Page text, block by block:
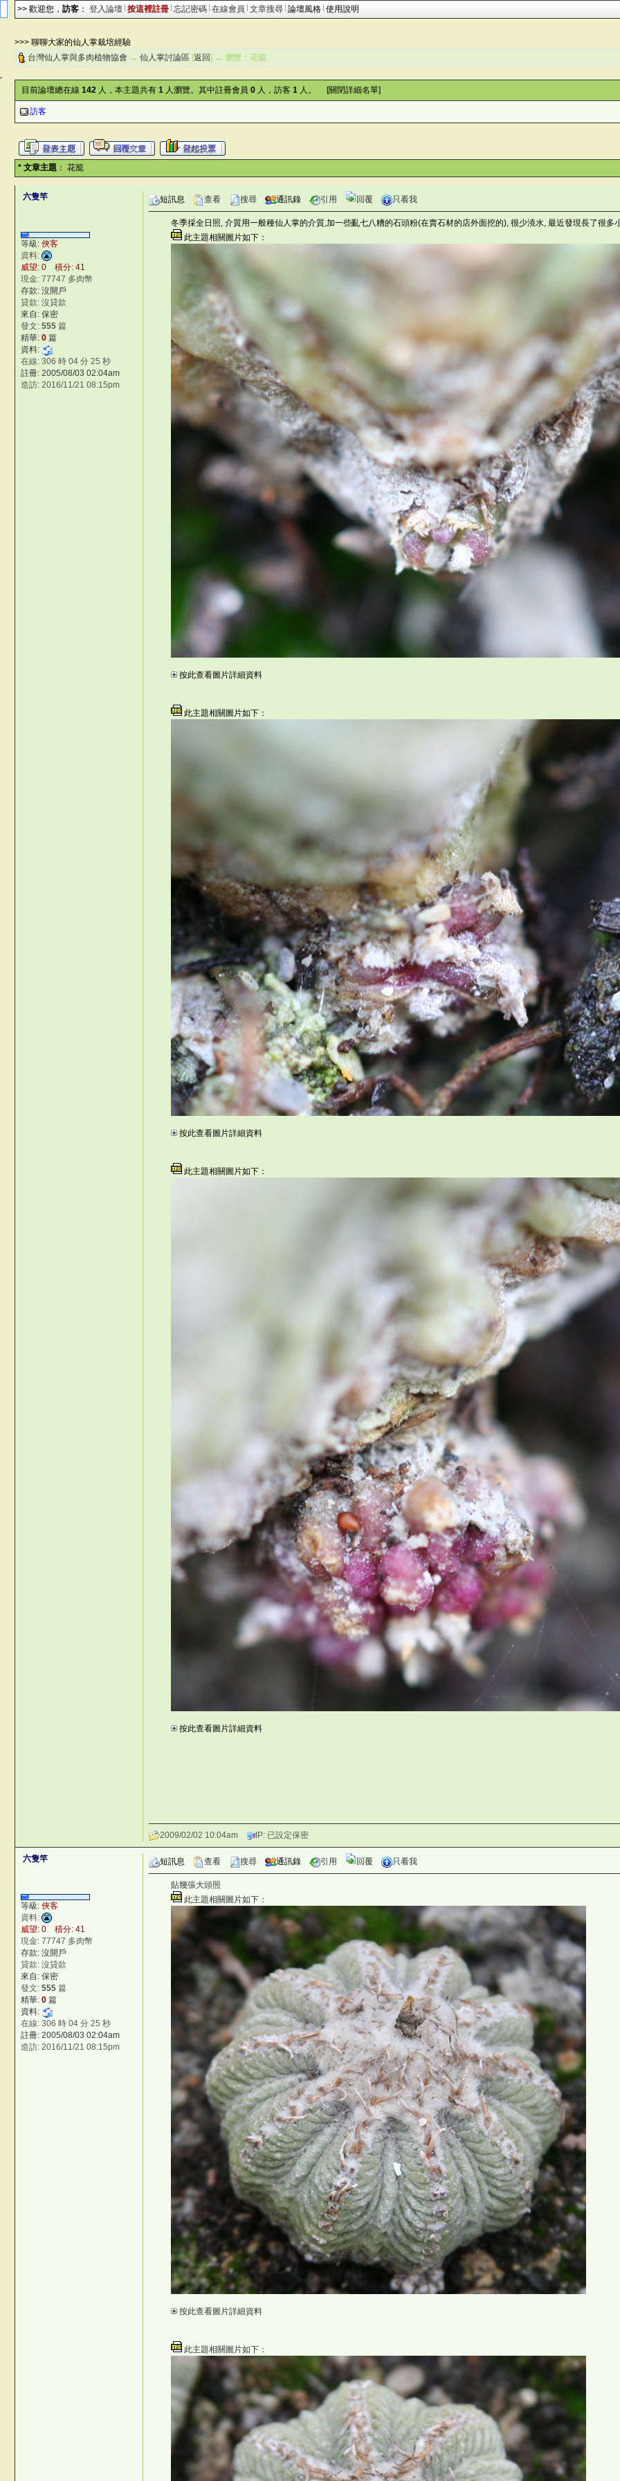
>> 歡迎您， 訪客： 登入論壇 按這裡註冊 忘記密碼 在線會員 文章搜尋 論壇風格 使用說明
>>> 聊聊大家的仙人掌栽培經驗
台灣仙人掌與多肉植物協會 → 仙人掌討論區 [返回] → 瀏覽：花籠
目前論壇總在線 142人，本主題共有 1人瀏覽。其中註冊會員 0人，訪客 1人。 [關閉詳細名單]
訪客
* 文章主題： 花籠
六隻竿
等級: 俠客
資料:
威望: 0 積分: 41
現金: 77747 多肉幣
存款: 沒開戶
貸款: 沒貸款
來自: 保密
發文: 555篇
精華: 0篇
資料:
在線: 306 時 04 分 25 秒
註冊: 2005/08/03 02:04am
造訪: 2016/11/21 08:15pm
短訊息 查看 搜尋 通訊錄 引用 回覆 只看我
冬季採全日照, 介質用一般種仙人掌的介質,加一些亂七八糟的石頭粉(在賣石材的店外面挖的), 很少澆水, 最近發現長了很多
此主題相關圖片如下：
按此查看圖片詳細資料pPZr$/
此主題相關圖片如下：
按此查看圖片詳細資料X:z^[#
此主題相關圖片如下：
按此查看圖片詳細資料q;,!
2009/02/02 10:04am IP: 已設定保密
六隻竿
等級: 俠客
資料:
威望: 0 積分: 41
現金: 77747 多肉幣
存款: 沒開戶
貸款: 沒貸款
來自: 保密
發文: 555篇
精華: 0篇
資料:
在線: 306 時 04 分 25 秒
註冊: 2005/08/03 02:04am
造訪: 2016/11/21 08:15pm
短訊息 查看 搜尋 通訊錄 引用 回覆 只看我
貼幾張大頭照
此主題相關圖片如下：
u
按此查看圖片詳細資料=
此主題相關圖片如下：